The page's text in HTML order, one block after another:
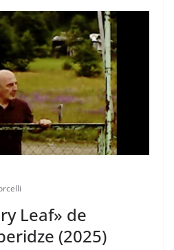
Leaf» de
(2025)